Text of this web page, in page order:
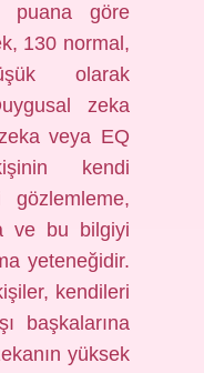
puana göre
130 normal,
olarak
zeka
veya EQ
kendi
gözlemleme,
ve bu bilgiyi
yeteneğidir.
kendileri
başkalarına
yüksek